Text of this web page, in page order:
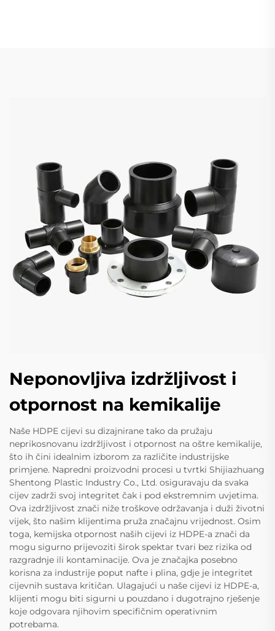
Neponovljiva izdržljivost i
otpornost na kemikalije
Naše HDPE cijevi su dizajnirane tako da pružaju
neprikosnovanu izdržljivost i otpornost na oštre kemikalije,
što ih čini idealnim izborom za različite industrijske
primjene. Napredni proizvodni procesi u tvrtki Shijiazhuang
Shentong Plastic Industry Co., Ltd. osiguravaju da svaka
cijev zadrži svoj integritet čak i pod ekstremnim uvjetima.
Ova izdržljivost znači niže troškove održavanja i duži životni
vijek, što našim klijentima pruža značajnu vrijednost. Osim
toga, kemijska otpornost naših cijevi iz HDPE-a znači da
mogu sigurno prijevoziti širok spektar tvari bez rizika od
razgradnje ili kontaminacije. Ova je značajka posebno
korisna za industrije poput nafte i plina, gdje je integritet
cijevnih sustava kritičan. Ulagajući u naše cijevi iz HDPE-a,
klijenti mogu biti sigurni u pouzdano i dugotrajno rješenje
koje odgovara njihovim specifičnim operativnim
potrebama.